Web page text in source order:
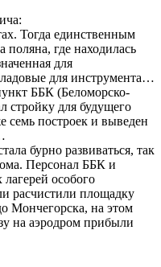
Тогда единственным
где находилась
для
для инструмента…
ББК (Беломорско-
стройку для будущего
семь построек и выведен
бурно развиваться, так
Персонал ББК и
особого
расчистили площадку
Мончегорска, на этом
на аэродром прибыли